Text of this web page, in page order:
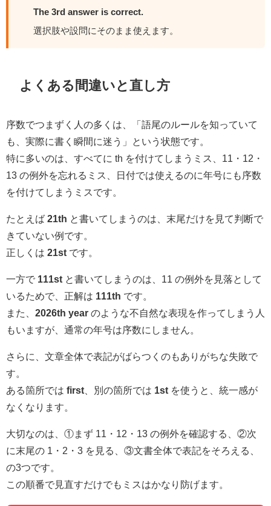
The 3rd answer is correct.
選択肢や設問にそのまま使えます。
よくある間違いと直し方
序数でつまずく人の多くは、「語尾のルールを知っていて
も、実際に書く瞬間に迷う」という状態です。
特に多いのは、すべてに th を付けてしまうミス、11・12・
13 の例外を忘れるミス、日付では使えるのに年号にも序数
を付けてしまうミスです。
たとえば 21th と書いてしまうのは、末尾だけを見て判断で
きていない例です。
正しくは 21st です。
一方で 111st と書いてしまうのは、11 の例外を見落として
いるためで、正解は 111th です。
また、 2026th year のような不自然な表現を作ってしまう人
もいますが、通常の年号は序数にしません。
さらに、文章全体で表記がばらつくのもありがちな失敗で
す。
ある箇所では first 、別の箇所では 1st を使うと、統一感が
なくなります。
大切なのは、①まず 11・12・13 の例外を確認する、②次
に末尾の 1・2・3 を見る、③文書全体で表記をそろえる、
の3つです。
この順番で見直すだけでもミスはかなり防げます。